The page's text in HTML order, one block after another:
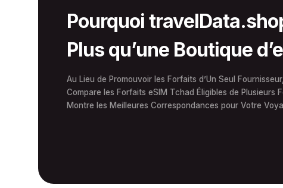
Pourquoi
Plus qu’une Boutique
Au Lieu de Promouvoir les Forfaits d’Un Seul
Compare les Forfaits eSIM Tchad Éligibles de Plusieurs
Montre les Meilleures Correspondances pour Votre